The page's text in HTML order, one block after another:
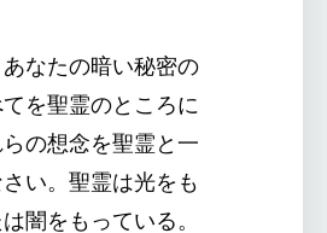
あなたの暗い秘密の
を聖霊のところに
の想念を聖霊と一
い。聖霊は光をも
闇をもっている。